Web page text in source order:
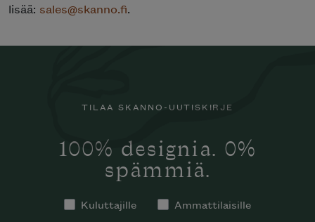
lisää: sales@skanno.fi.
TILAA SKANNO-UUTISKIRJE
100% designia. 0%
spämmiä.
Kuluttajille Ammattilaisille